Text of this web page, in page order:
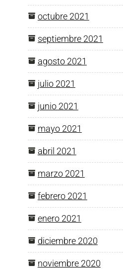
octubre 2021
septiembre 2021
agosto 2021
julio 2021
junio 2021
mayo 2021
abril 2021
marzo 2021
febrero 2021
enero 2021
diciembre 2020
noviembre 2020